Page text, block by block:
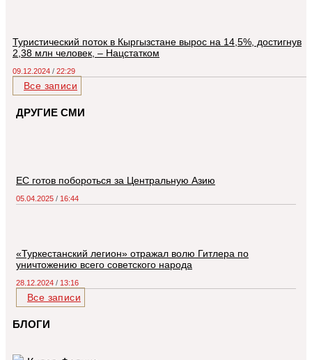
Туристический поток в Кыргызстане вырос на 14,5%, достигнув
2,38 млн человек, – Нацстатком
09.12.2024 22:29
Все записи
ДРУГИЕ СМИ
ЕС готов побороться за Центральную Азию
05.04.2025 16:44
«Туркестанский легион» отражал волю Гитлера по
уничтожению всего советского народа
28.12.2024 13:16
Все записи
БЛОГИ